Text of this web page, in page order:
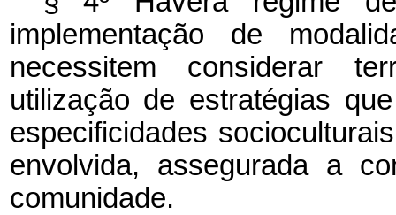
implementação de
necessitem considerar
utilização de estratégias
especificidades
envolvida, assegurada a
comunidade.